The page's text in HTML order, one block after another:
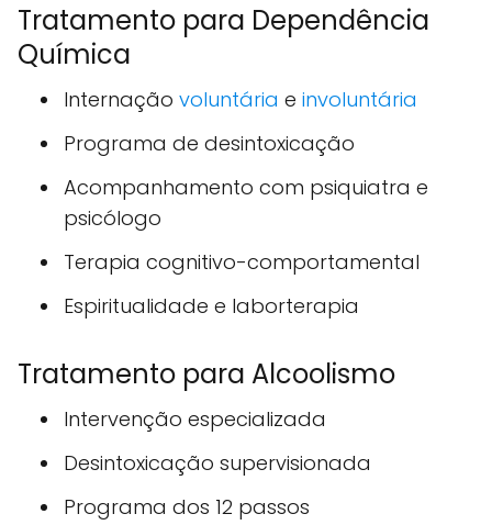
Tratamento para Dependência
Química
Internação voluntária e involuntária
Programa de desintoxicação
Acompanhamento com psiquiatra e
psicólogo
Terapia cognitivo-comportamental
Espiritualidade e laborterapia
Tratamento para Alcoolismo
Intervenção especializada
Desintoxicação supervisionada
Programa dos 12 passos